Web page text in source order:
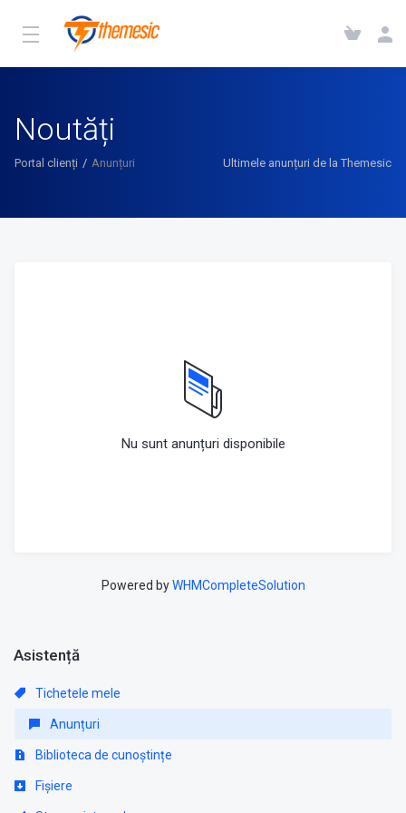
Noutăți
Portal clienți Anunțuri Ultimele anunțuri de la Themesic
Nu sunt anunțuri disponibile
Powered byWHMCompleteSolution
Asistență
Tichetele mele
Anunțuri
Biblioteca de cunoștințe
Fișiere